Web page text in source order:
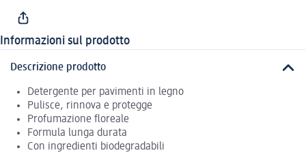
Informazioni sul prodotto
Descrizione prodotto
Detergente per pavimenti in legno
Pulisce, rinnova e protegge
Profumazione floreale
Formula lunga durata
Con ingredienti biodegradabili